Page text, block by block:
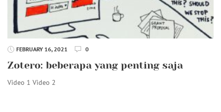
FEBRUARY 16, 2021 0
Zotero: beberapa yang penting saja
Video 1 Video 2